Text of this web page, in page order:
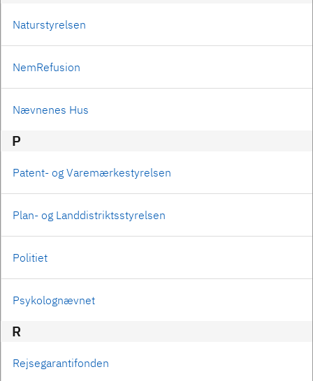
Naturstyrelsen
NemRefusion
Nævnenes Hus
P
Patent- og Varemærkestyrelsen
Plan- og Landdistriktsstyrelsen
Politiet
Psykolognævnet
R
Rejsegarantifonden